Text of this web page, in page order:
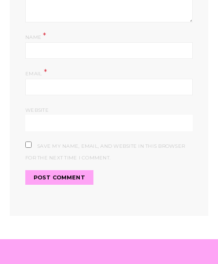
NAME *
EMAIL *
WEBSITE
SAVE MY NAME, EMAIL, AND WEBSITE IN THIS BROWSER
FOR THE NEXT TIME I COMMENT.